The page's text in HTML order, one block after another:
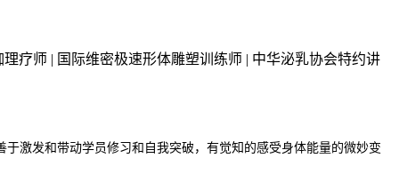
疗师 | 国际维密极速形体雕塑训练师 | 中华泌乳协会特约讲
激发和带动学员修习和自我突破，有觉知的感受身体能量的微妙变